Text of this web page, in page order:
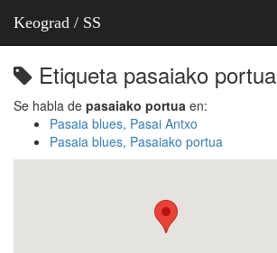
Keograd / SS
Etiqueta pasaiako portua
Se habla de pasaiako portua en:
Pasaia blues, Pasai Antxo
Pasaia blues, Pasaiako portua